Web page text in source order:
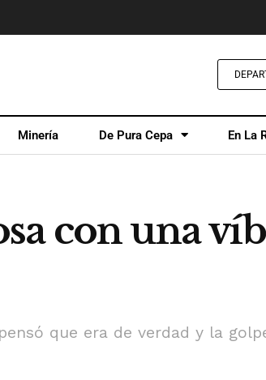
Minería De Pura Cepa En La
con una
que era de verdad y la